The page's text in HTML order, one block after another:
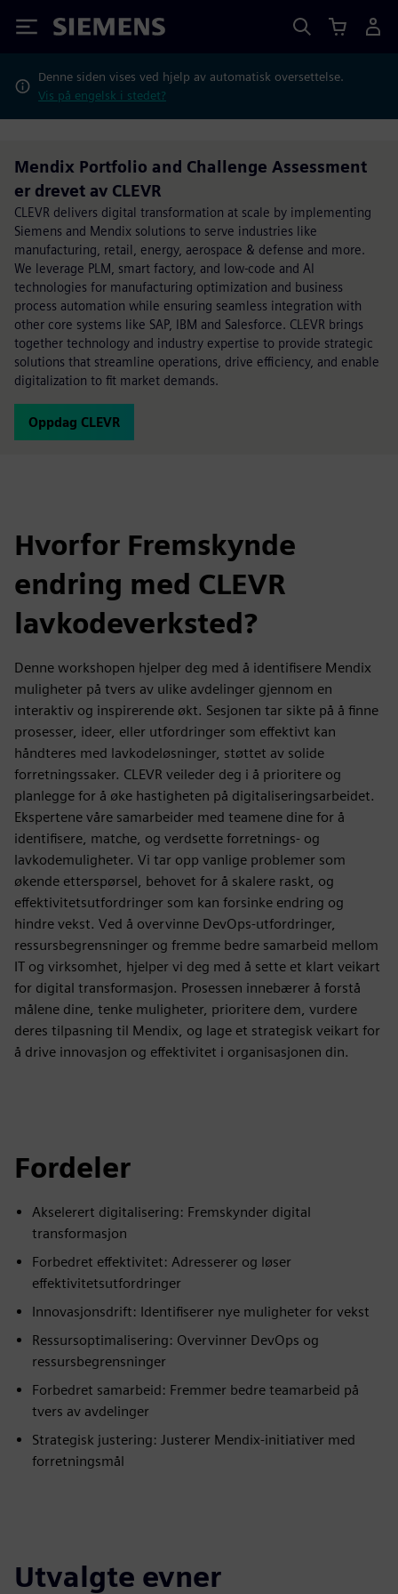
Siemens
Denne siden vises ved hjelp av automatisk oversettelse.
Vis på engelsk i stedet?
Mendix Portfolio and Challenge Assessment
er drevet av CLEVR
CLEVR delivers digital transformation at scale by implementing
Siemens and Mendix solutions to serve industries like
manufacturing, retail, energy, aerospace & defense and more.
We leverage PLM, smart factory, and low-code and AI
technologies for manufacturing optimization and business
process automation while ensuring seamless integration with
other core systems like SAP, IBM and Salesforce. CLEVR brings
together technology and industry expertise to provide strategic
solutions that streamline operations, drive efficiency, and enable
digitalization to fit market demands.
Oppdag CLEVR
Hvorfor Fremskynde
endring med CLEVR
lavkodeverksted?
Denne workshopen hjelper deg med å identifisere Mendix
muligheter på tvers av ulike avdelinger gjennom en
interaktiv og inspirerende økt. Sesjonen tar sikte på å finne
prosesser, ideer, eller utfordringer som effektivt kan
håndteres med lavkodeløsninger, støttet av solide
forretningssaker. CLEVR veileder deg i å prioritere og
planlegge for å øke hastigheten på digitaliseringsarbeidet.
Ekspertene våre samarbeider med teamene dine for å
identifisere, matche, og verdsette forretnings- og
lavkodemuligheter. Vi tar opp vanlige problemer som
økende etterspørsel, behovet for å skalere raskt, og
effektivitetsutfordringer som kan forsinke endring og
hindre vekst. Ved å overvinne DevOps-utfordringer,
ressursbegrensninger og fremme bedre samarbeid mellom
IT og virksomhet, hjelper vi deg med å sette et klart veikart
for digital transformasjon. Prosessen innebærer å forstå
målene dine, tenke muligheter, prioritere dem, vurdere
deres tilpasning til Mendix, og lage et strategisk veikart for
å drive innovasjon og effektivitet i organisasjonen din.
Fordeler
Akselerert digitalisering: Fremskynder digital
transformasjon
Forbedret effektivitet: Adresserer og løser
effektivitetsutfordringer
Innovasjonsdrift: Identifiserer nye muligheter for vekst
Ressursoptimalisering: Overvinner DevOps og
ressursbegrensninger
Forbedret samarbeid: Fremmer bedre teamarbeid på
tvers av avdelinger
Strategisk justering: Justerer Mendix-initiativer med
forretningsmål
Utvalgte evner